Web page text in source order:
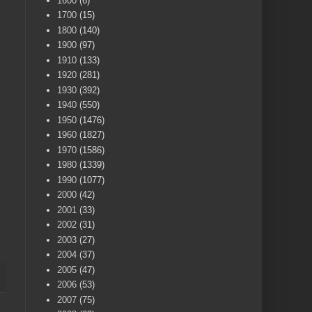
1700 (15)
1800 (140)
1900 (97)
1910 (133)
1920 (281)
1930 (392)
1940 (550)
1950 (1476)
1960 (1827)
1970 (1586)
1980 (1339)
1990 (1077)
2000 (42)
2001 (33)
2002 (31)
2003 (27)
2004 (37)
2005 (47)
2006 (53)
2007 (75)